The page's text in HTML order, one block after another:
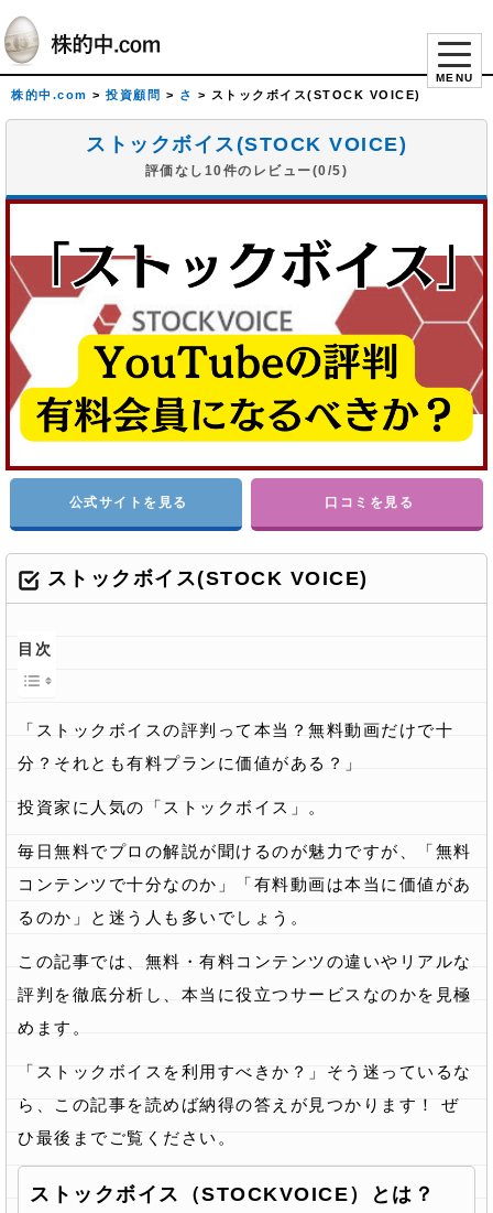
MENU
株的中.com > 投資顧問 > さ > ストックボイス(STOCK VOICE)
ストックボイス(STOCK VOICE)
評価なし10件のレビュー(0/5)
公式サイトを見る 口コミを見る
ストックボイス(STOCK VOICE)
目次
「ストックボイスの評判って本当？無料動画だけで十
分？それとも有料プランに価値がある？」
投資家に人気の「ストックボイス」。
毎日無料でプロの解説が聞けるのが魅力ですが、「無料
コンテンツで十分なのか」「有料動画は本当に価値があ
るのか」と迷う人も多いでしょう。
この記事では、無料・有料コンテンツの違いやリアルな
評判を徹底分析し、本当に役立つサービスなのかを見極
めます。
「ストックボイスを利用すべきか？」そう迷っているな
ら、この記事を読めば納得の答えが見つかります！ ぜ
ひ最後までご覧ください。
ストックボイス（STOCKVOICE）とは？